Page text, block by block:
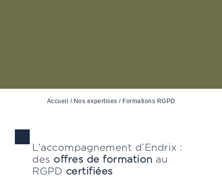
Accueil / Nos expertises / Formations RGPD
L’accompagnement d’Endrix :
des offres de formation au
RGPD certifiées